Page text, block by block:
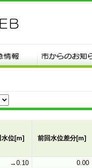
水位[m] 前回水位差分[m]
→0.10
0.00